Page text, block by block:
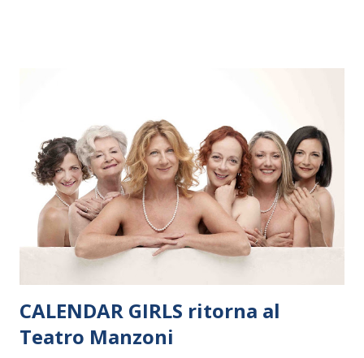
“Settembre dell’Accademia” dove si esibirà per il secondo anno
consecutivo. Il pubblico milanese avrà il piacere di applaudire i
giovani artisti della Baltic Sea Youth Philharmonic per la quarta
volta. L’orchestra, fondata nel 2008 da Kristjan Järvi (affiancato
da un prestigioso consiglio di consulent...
CALENDAR GIRLS ritorna al
Teatro Manzoni